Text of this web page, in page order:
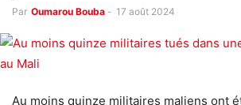
Par Oumarou Bouba - 17 août 2024
Au moins quinze militaires maliens ont